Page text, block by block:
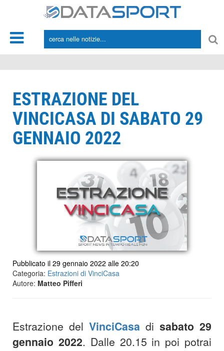
ESTRAZIONE DEL
VINCICASA DI SABATO 29
GENNAIO 2022
Pubblicato il 29 gennaio 2022 alle 20:20
Categoria: Estrazioni di VinciCasa
Autore: Matteo Pifferi
Estrazione del VinciCasa di sabato 29
gennaio 2022. Dalle 20.15 in poi potrai